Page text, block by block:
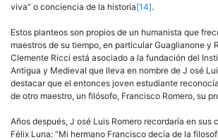
viva” o conciencia de la historia[14].
Estos planteos son propios de un humanista que
maestros de su tiempo, en particular Guaglianone y
Clemente Ricci está asociado a la fundación del
Antigua y Medieval que lleva en nombre de J osé
destacar que el entonces joven estudiante
de otro maestro, un filósofo, Francisco Romero, su
Años después, J osé Luis Romero recordaría en sus
Félix Luna: “Mi hermano Francisco decía de la